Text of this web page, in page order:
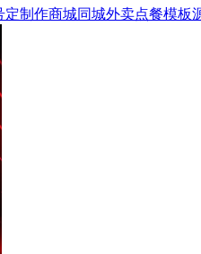
制作商城同城外卖点餐模板